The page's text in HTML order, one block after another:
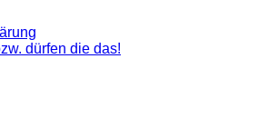
dürfen die das!